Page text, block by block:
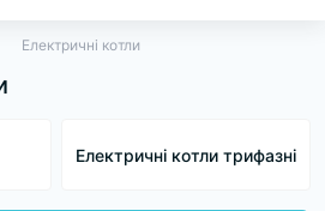
Електричні котли
Електричні котли трифазні